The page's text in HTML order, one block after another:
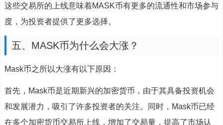
这些交易所的上线意味着MASK币有更多的流通性和市场参与
度，为投资者提供了更多选择。
五、MASK币为什么会大涨？
Mask币之所以大涨有以下原因：
首先，Mask币是近期新兴的加密货币，由于其具备投资机会
和发展潜力，吸引了许多投资者的关注。同时，Mask币已经
在多个加密货币交易所上线，增加了交易量，提高了市场认